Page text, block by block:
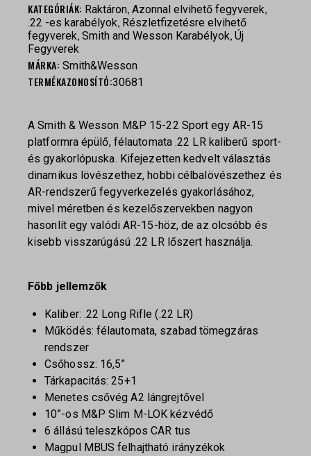
KATEGÓRIÁK: Raktáron, Azonnal elvihető fegyverek,
.22 -es karabélyok, Részletfizetésre elvihető
fegyverek, Smith and Wesson Karabélyok, Új
Fegyverek
MÁRKA: Smith&Wesson
TERMÉKAZONOSÍTÓ:30681
A Smith & Wesson M&P 15-22 Sport egy AR-15
platformra épülő, félautomata .22 LR kaliberű sport-
és gyakorlópuska. Kifejezetten kedvelt választás
dinamikus lövészethez, hobbi célbalövészethez és
AR-rendszerű fegyverkezelés gyakorlásához,
mivel méretben és kezelőszervekben nagyon
hasonlít egy valódi AR-15-höz, de az olcsóbb és
kisebb visszarúgású .22 LR lőszert használja.
Főbb jellemzők
Kaliber: .22 Long Rifle (.22 LR)
Működés: félautomata, szabad tömegzáras
rendszer
Csőhossz: 16,5”
Tárkapacitás: 25+1
Menetes csővég A2 lángrejtővel
10”-os M&P Slim M-LOK kézvédő
6 állású teleszkópos CAR tus
Magpul MBUS felhajtható irányzékok